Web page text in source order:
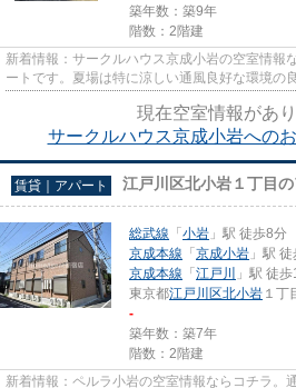
築年数：築9年
階数：2階建
新着情報：サークルハウス京成小岩の空室情報
ートです。夏場は特に涼しい通風良好な環境の
現在空室情報があり
サークルハウス京成小岩への
賃貸｜アパート 江戸川区北小岩１丁目の
総武線 「 小岩 」駅 徒歩8分
京成本線 「 京成小岩 」駅
京成本線 「 江戸川
」駅 徒
東京都江戸川区北小岩 １丁
-
築年数：築7年
階数：2階建
新着情報：ペルラ小岩の空室情報ならコチラ。